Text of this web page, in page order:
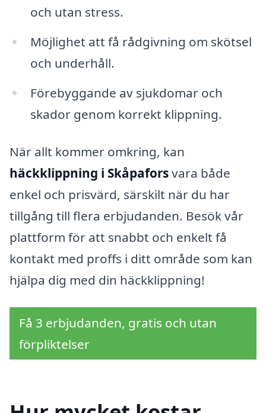
och utan stress.
Möjlighet att få rådgivning om skötsel
och underhåll.
Förebyggande av sjukdomar och
skador genom korrekt klippning.
När allt kommer omkring, kan
häckklippning i Skåpaforsvara både
enkel och prisvärd, särskilt när du har
tillgång till flera erbjudanden. Besök vår
plattform för att snabbt och enkelt få
kontakt med proffs i ditt område som kan
hjälpa dig med din häckklippning!
Få 3 erbjudanden, gratis och utan
förpliktelser